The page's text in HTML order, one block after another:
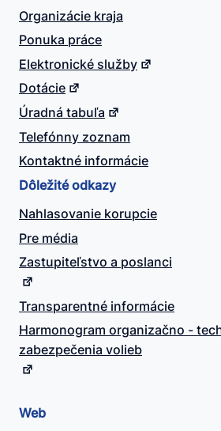
Organizácie kraja
Ponuka práce
Elektronické služby
Dotácie
Úradná tabuľa
Telefónny zoznam
Kontaktné informácie
Dôležité odkazy
Nahlasovanie korupcie
Pre média
Zastupiteľstvo a poslanci
Transparentné informácie
Harmonogram organizačno -
zabezpečenia volieb
Web